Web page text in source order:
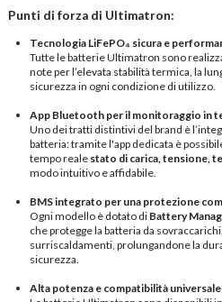
Punti di forza di Ultimatron:
Tecnologia LiFePO₄ sicura e
Tutte le batterie Ultimatron sono
note per l’elevata stabilità termica, la
sicurezza in ogni condizione di utilizzo.
App Bluetooth per il monitoraggio in
Uno dei tratti distintivi del brand è
batteria: tramite l'app dedicata è
tempo reale stato di carica, tensione,
modo intuitivo e affidabile.
BMS integrato per una protezione
Ogni modello è dotato di Battery
che protegge la batteria da
surriscaldamenti, prolungandone la
sicurezza.
Alta potenza e compatibilità universale